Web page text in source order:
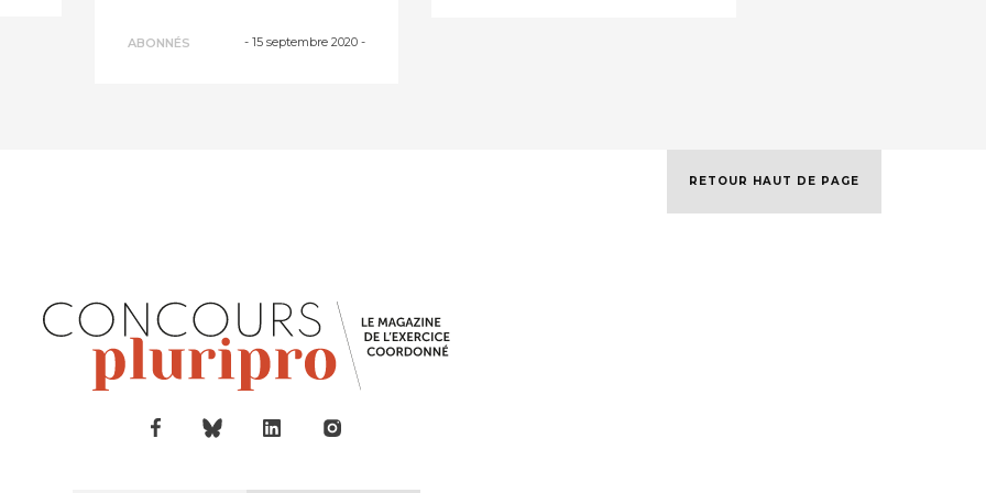
ABONNÉS -15 septembre 2020 -
RETOUR HAUT DE PAGE